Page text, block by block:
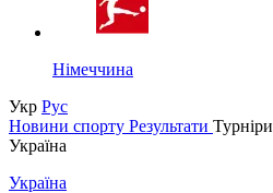
Німеччина
Укр Рус
Новини спорту Результати Турніри
Україна
Україна